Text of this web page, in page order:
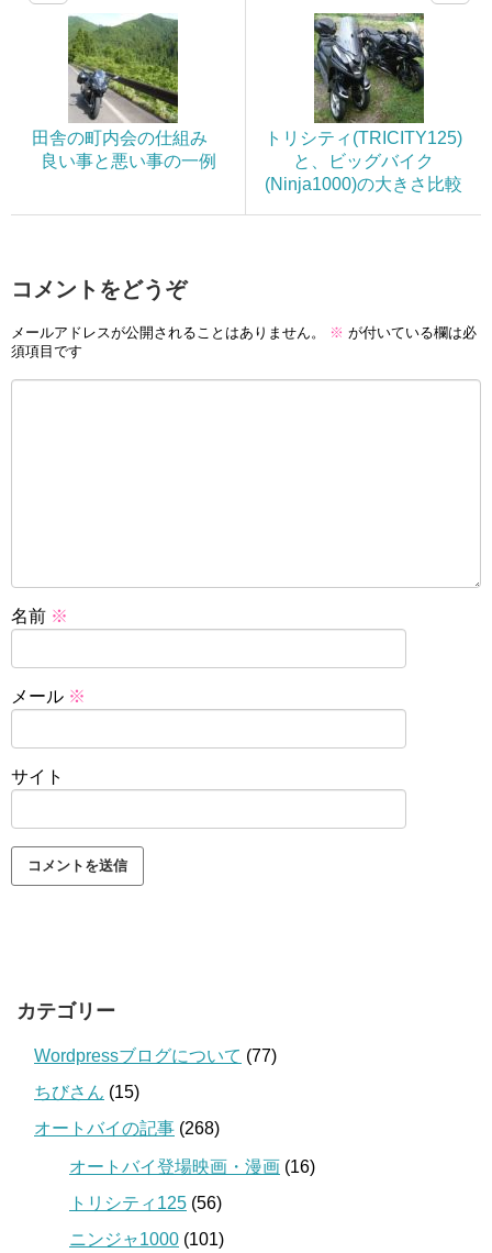
田舎の町内会の仕組み
良い事と悪い事の一例
トリシティ(TRICITY125)
と、ビッグバイク
(Ninja1000)の大きさ比較
コメントをどうぞ
メールアドレスが公開されることはありません。 ※ が付いている欄は必
須項目です
名前 ※
メール ※
サイト
カテゴリー
Wordpressブログについて (77)
ちびさん (15)
オートバイの記事 (268)
オートバイ登場映画・漫画 (16)
トリシティ125 (56)
ニンジャ1000 (101)